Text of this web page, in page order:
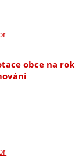
obce na rok